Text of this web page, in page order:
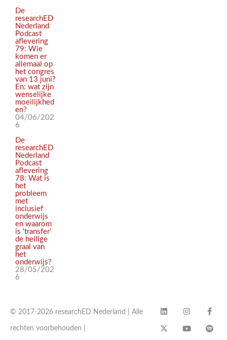
De
researchED
Nederland
Podcast
aflevering
79: Wie
komen er
allemaal op
het congres
van 13 juni?
En: wat zijn
wenselijke
moeilijkhed
en?
04/06/202
6
De
researchED
Nederland
Podcast
aflevering
78: Wat is
het
probleem
met
inclusief
onderwijs
en waarom
is ‘transfer’
de heilige
graal van
het
onderwijs?
28/05/202
6
© 2017-2026 researchED Nederland | Alle
rechten voorbehouden |